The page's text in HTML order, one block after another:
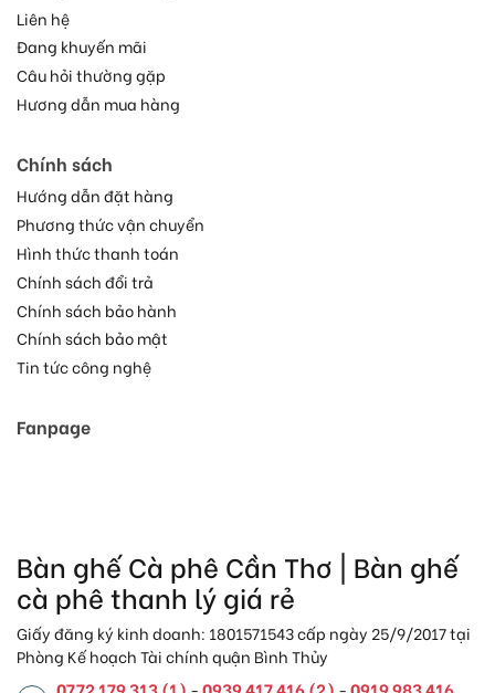
Liên hệ
Đang khuyến mãi
Câu hỏi thường gặp
Hương dẫn mua hàng
Chính sách
Hướng dẫn đặt hàng
Phương thức vận chuyển
Hình thức thanh toán
Chính sách đổi trả
Chính sách bảo hành
Chính sách bảo mật
Tin tức công nghệ
Fanpage
Bàn ghế Cà phê Cần Thơ | Bàn ghế
cà phê thanh lý giá rẻ
Giấy đăng ký kinh doanh: 1801571543 cấp ngày 25/9/2017 tại
Phòng Kế hoạch Tài chính quận Bình Thủy